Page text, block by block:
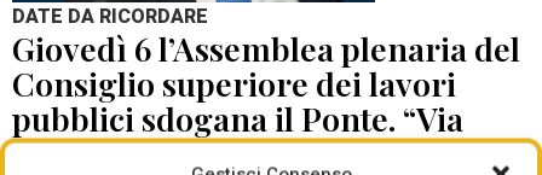
DATE DA RICORDARE
Giovedì 6 l’Assemblea plenaria del
Consiglio superiore dei lavori
pubblici sdogana il Ponte. “Via
libera con prescrizioni”. Non